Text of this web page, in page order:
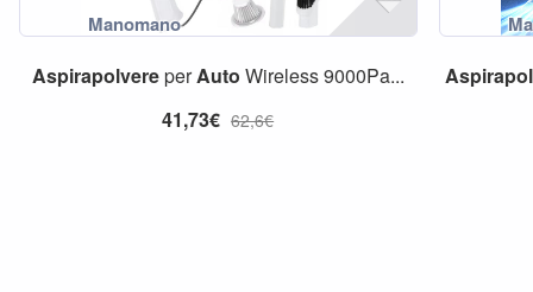
AspirapolvereperAuto Wireless 9000Pa...
41,73€ 62,6€